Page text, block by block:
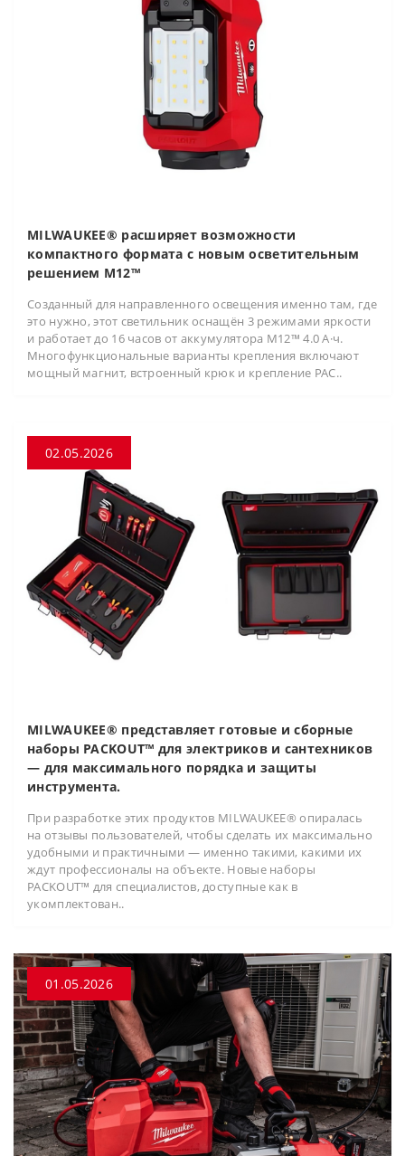
MILWAUKEE® расширяет возможности
компактного формата с новым осветительным
решением M12™
Созданный для направленного освещения именно там, где
это нужно, этот светильник оснащён 3 режимами яркости
и работает до 16 часов от аккумулятора M12™ 4.0 А·ч.
Многофункциональные варианты крепления включают
мощный магнит, встроенный крюк и крепление PAC..
02.05.2026
MILWAUKEE® представляет готовые и сборные
наборы PACKOUT™ для электриков и сантехников
— для максимального порядка и защиты
инструмента.
При разработке этих продуктов MILWAUKEE® опиралась
на отзывы пользователей, чтобы сделать их максимально
удобными и практичными — именно такими, какими их
ждут профессионалы на объекте. Новые наборы
PACKOUT™ для специалистов, доступные как в
укомплектован..
01.05.2026